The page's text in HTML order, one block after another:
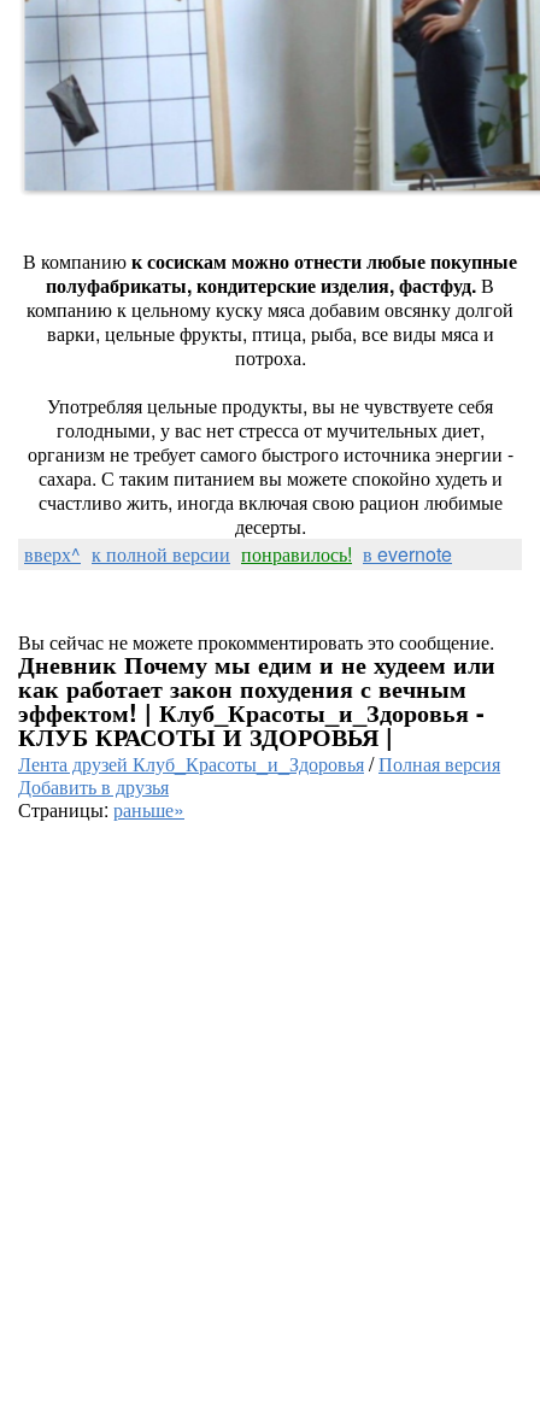
В компаниюк сосискам можно отнести любые покупные
полуфабрикаты, кондитерские изделия, фастфуд.В
компанию к цельному куску мяса добавим овсянку долгой
варки, цельные фрукты, птица, рыба, все виды мяса и
потроха.
Употребляя цельные продукты, вы не чувствуете себя
голодными, у вас нет стресса от мучительных диет,
организм не требует самого быстрого источника энергии -
сахара. С таким питанием вы можете спокойно худеть и
счастливо жить, иногда включая свою рацион любимые
десерты.
вверх^ к полной версии понравилось! в evernote
Вы сейчас не можете прокомментировать это сообщение.
Дневник Почему мы едим и не худеем или
как работает закон похудения с вечным
эффектом! | Клуб_Красоты_и_Здоровья -
КЛУБ КРАСОТЫ И ЗДОРОВЬЯ |
Лента друзей Клуб_Красоты_и_Здоровья/Полная версия
Добавить в друзья
Страницы: раньше»